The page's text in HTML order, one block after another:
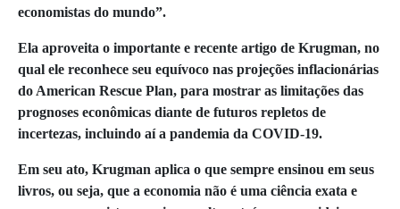
economistas do mundo”.
Ela aproveita o importante e recente artigo de Krugman, no
qual ele reconhece seu equívoco nas projeções inflacionárias
do American Rescue Plan, para mostrar as limitações das
prognoses econômicas diante de futuros repletos de
incertezas, incluindo aí a pandemia da COVID-19.
Em seu ato, Krugman aplica o que sempre ensinou em seus
livros, ou seja, que a economia não é uma ciência exata e